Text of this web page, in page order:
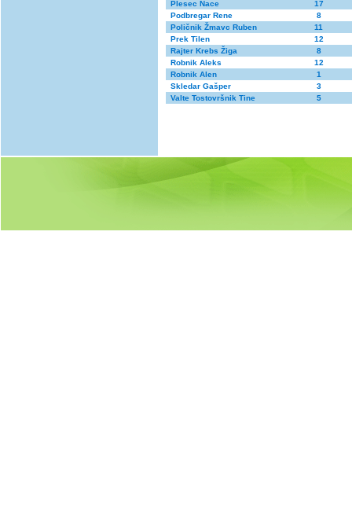
Plesec Nace
17
Podbregar Rene
8
Poličnik Žmavc Ruben
11
Prek Tilen
12
Rajter Krebs Žiga
8
Robnik Aleks
12
Robnik Alen
1
Skledar Gašper
3
Valte Tostovršnik Tine
5